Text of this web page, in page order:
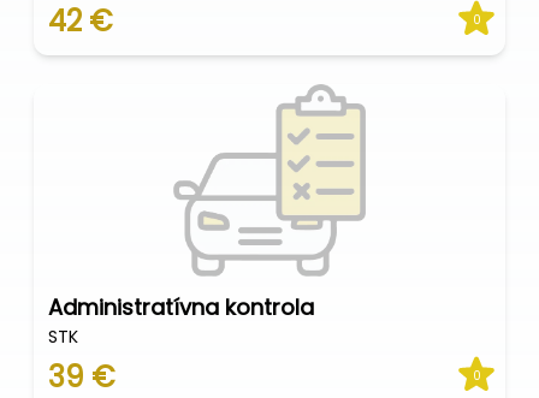
42 € 0
Administratívna kontrola
STK
39 € 0